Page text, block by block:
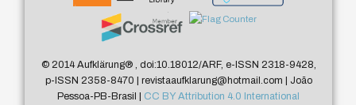
© 2014 Aufklärung®, doi:10.18012/ARF, e-ISSN 2318-9428,
p-ISSN 2358-8470 | revistaaufklarung@hotmail.com | João
Pessoa-PB-Brasil | CC BY Attribution 4.0 International